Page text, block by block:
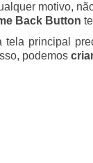
motivo,
Back Button
principal
podemos